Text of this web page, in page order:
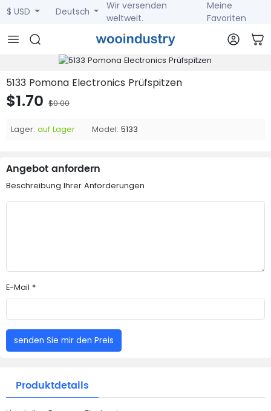
$ USD Deutsch
Wir versenden
weltweit.
Meine
Favoriten
5133 Pomona Electronics Prüfspitzen
$1.70 $0.00
Lager: auf Lager Model: 5133
Angebot anfordern
Beschreibung Ihrer Anforderungen
E-Mail *
senden Sie mir den Preis
Produktdetails